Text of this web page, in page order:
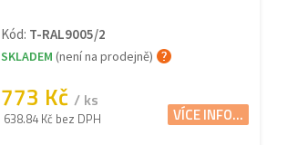
Kód: T-RAL9005/2
SKLADEM (není na prodejně)
773 Kč / ks
638.84 Kč bez DPH VÍCE INFO...